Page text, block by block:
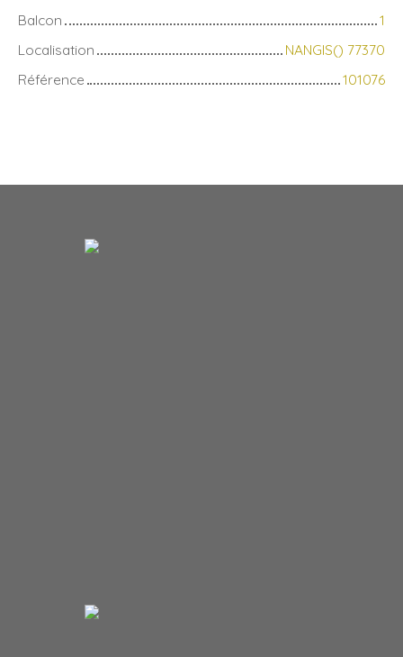
Balcon
1
Localisation
NANGIS() 77370
Référence
101076